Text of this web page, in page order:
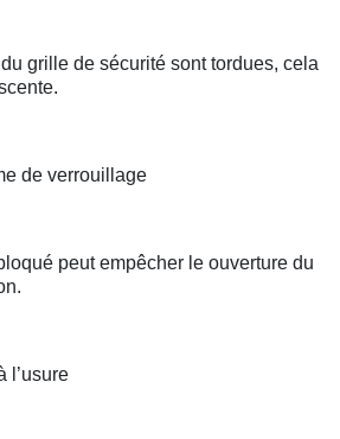
grille de sécurité sont tordues, cela
de verrouillage
peut empêcher le ouverture du
l’usure